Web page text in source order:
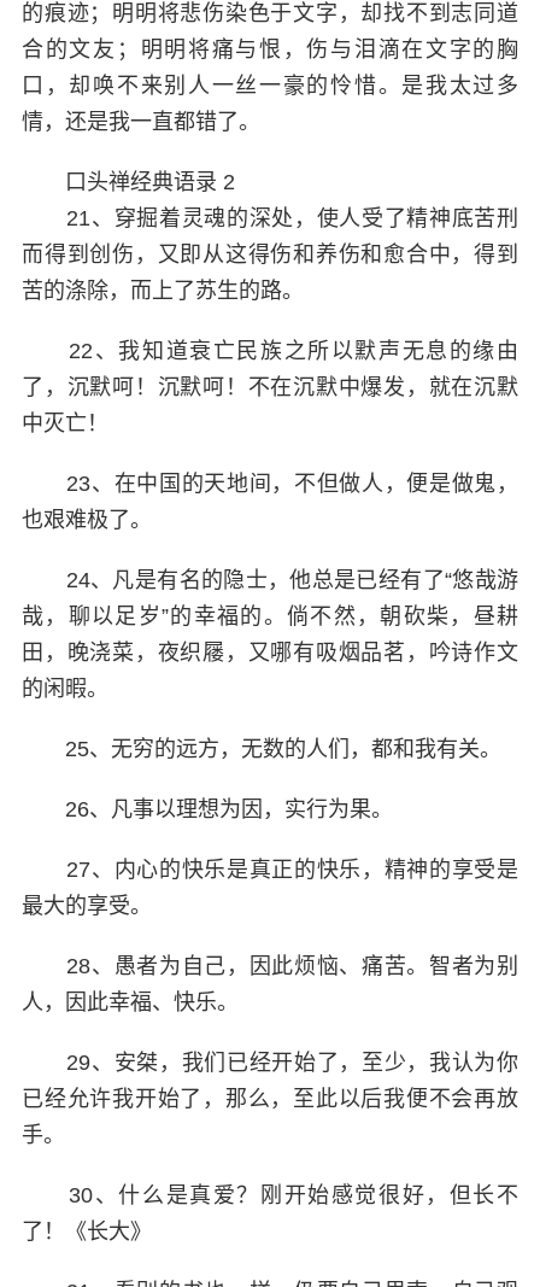
的痕迹；明明将悲伤染色于文字，却找不到志同道
合的文友；明明将痛与恨，伤与泪滴在文字的胸
口，却唤不来别人一丝一豪的怜惜。是我太过多
情，还是我一直都错了。
口头禅经典语录 2
21、穿掘着灵魂的深处，使人受了精神底苦刑
而得到创伤，又即从这得伤和养伤和愈合中，得到
苦的涤除，而上了苏生的路。
22、我知道衰亡民族之所以默声无息的缘由
了，沉默呵！沉默呵！不在沉默中爆发，就在沉默
中灭亡！
23、在中国的天地间，不但做人，便是做鬼，
也艰难极了。
24、凡是有名的隐士，他总是已经有了“悠哉游
哉，聊以足岁”的幸福的。倘不然，朝砍柴，昼耕
田，晚浇菜，夜织屦，又哪有吸烟品茗，吟诗作文
的闲暇。
25、无穷的远方，无数的人们，都和我有关。
26、凡事以理想为因，实行为果。
27、内心的快乐是真正的快乐，精神的享受是
最大的享受。
28、愚者为自己，因此烦恼、痛苦。智者为别
人，因此幸福、快乐。
29、安桀，我们已经开始了，至少，我认为你
已经允许我开始了，那么，至此以后我便不会再放
手。
30、什么是真爱？刚开始感觉很好，但长不
了！《长大》